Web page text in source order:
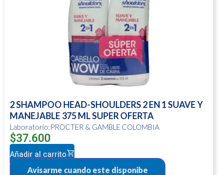
2 SHAMPOO HEAD-SHOULDERS 2 EN 1 SUAVE Y
MANEJABLE 375 ML SUPER OFERTA
Laboratorio:PROCTER & GAMBLE COLOMBIA
$37.600
Añadir al carrito